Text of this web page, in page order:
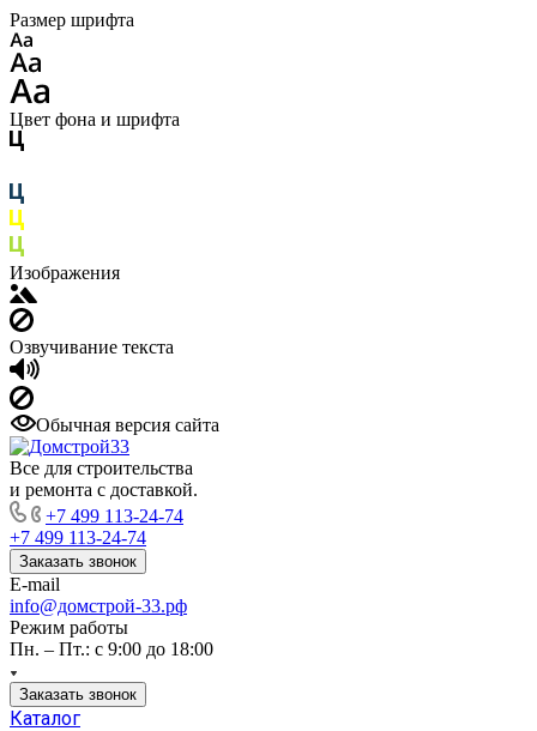
Размер шрифта
Цвет фона и шрифта
Изображения
Озвучивание текста
Обычная версия сайта
Все для строительства
и ремонта с доставкой.
+7 499 113-24-74
+7 499 113-24-74
Заказать звонок
E-mail
info@домстрой-33.рф
Режим работы
Пн. – Пт.: с 9:00 до 18:00
Заказать звонок
Каталог